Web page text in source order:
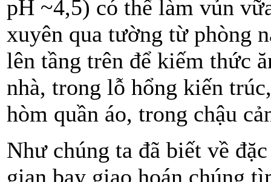
pH ~4,5) có thể làm vủn
xuyên qua tường từ phòng
lên tầng trên để kiếm thức
nhà, trong lỗ hổng kiến
hòm quần áo, trong chậu
Như chúng ta đã biết về
gian bay giao hoán chúng